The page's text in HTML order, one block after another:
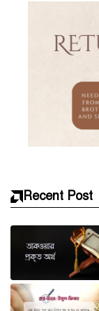
Recent Post